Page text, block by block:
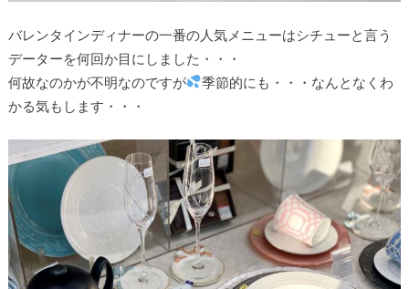
バレンタインディナーの一番の人気メニューはシチューと言う
データーを何回か目にしました・・・
何故なのかが不明なのですが
季節的にも・・・なんとなくわ
かる気もします・・・